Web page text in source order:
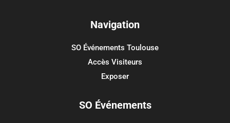
Flux des commentaires
Site de WordPress-FR
Navigation
SO Événements Toulouse
Accès Visiteurs
Exposer
SO Événements